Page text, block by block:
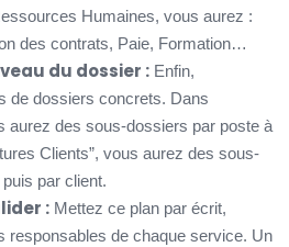
Humaines, vous aurez :
des contrats, Paie, Formation…
du dossier : Enfin,
de dossiers concrets. Dans
aurez des sous-dossiers par poste à
Clients”, vous aurez des sous-
par client.
: Mettez ce plan par écrit,
responsables de chaque service. Un